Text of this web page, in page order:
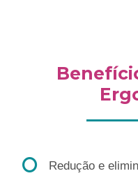
Redução e